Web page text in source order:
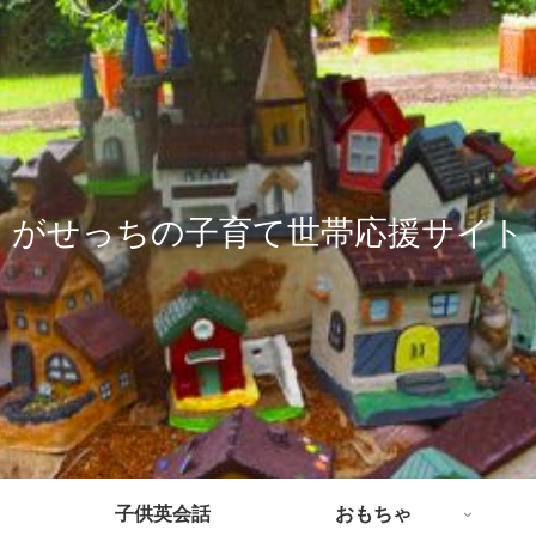
がせっちの子育て世帯応援サイト
子供英会話 おもちゃ